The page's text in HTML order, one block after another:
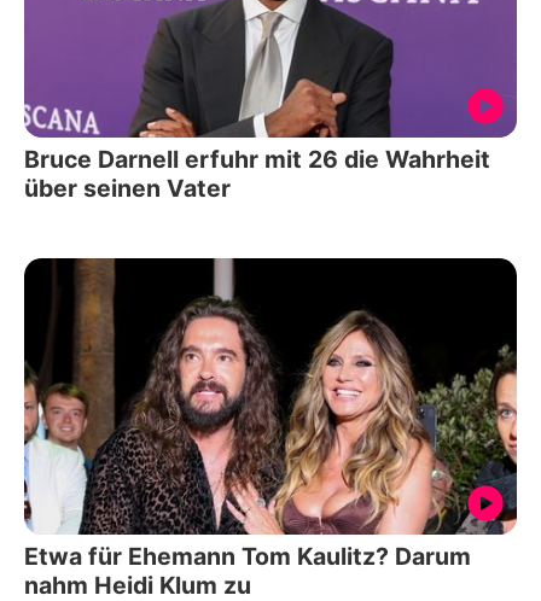
Bruce Darnell erfuhr mit 26 die Wahrheit
über seinen Vater
Etwa für Ehemann Tom Kaulitz? Darum
nahm Heidi Klum zu